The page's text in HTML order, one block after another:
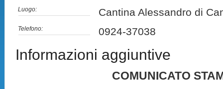
Luogo: Cantina Alessandro di
Telefono: 0924-37038
Informazioni aggiuntive
COMUNICATO